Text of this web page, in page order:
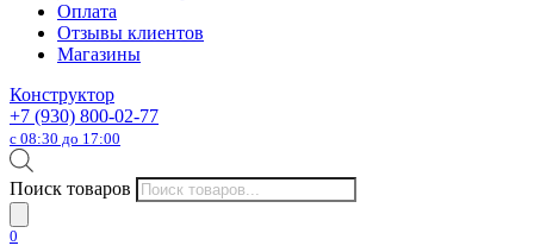
Оплата
Отзывы клиентов
Магазины
Конструктор
+7 (930) 800-02-77
с 08:30 до 17:00
Поиск товаров
0